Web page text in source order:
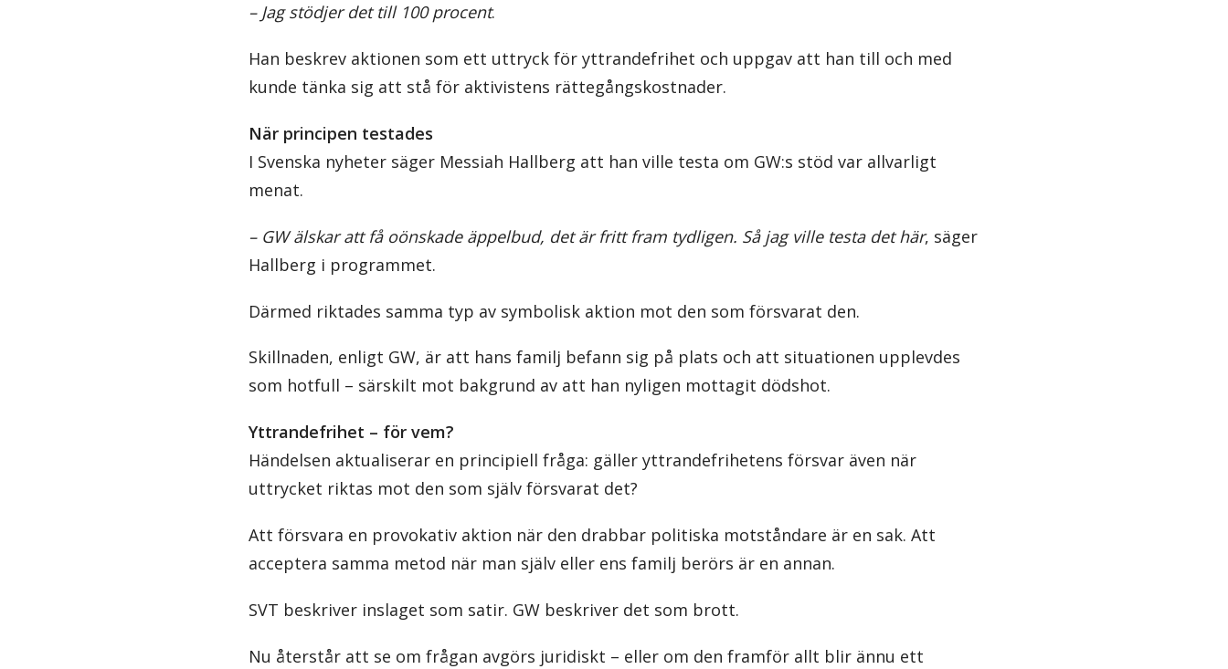
– Jag stödjer det till 100 procent.
Han beskrev aktionen som ett uttryck för yttrandefrihet och uppgav att han till och med
kunde tänka sig att stå för aktivistens rättegångskostnader.
När principen testades
I Svenska nyheter säger Messiah Hallberg att han ville testa om GW:s stöd var allvarligt
menat.
– GW älskar att få oönskade äppelbud, det är fritt fram tydligen. Så jag ville testa det här, säger
Hallberg i programmet.
Därmed riktades samma typ av symbolisk aktion mot den som försvarat den.
Skillnaden, enligt GW, är att hans familj befann sig på plats och att situationen upplevdes
som hotfull – särskilt mot bakgrund av att han nyligen mottagit dödshot.
Yttrandefrihet – för vem?
Händelsen aktualiserar en principiell fråga: gäller yttrandefrihetens försvar även när
uttrycket riktas mot den som själv försvarat det?
Att försvara en provokativ aktion när den drabbar politiska motståndare är en sak. Att
acceptera samma metod när man själv eller ens familj berörs är en annan.
SVT beskriver inslaget som satir. GW beskriver det som brott.
Nu återstår att se om frågan avgörs juridiskt – eller om den framför allt blir ännu ett